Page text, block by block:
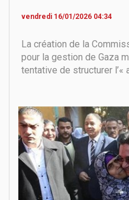
vendredi 16/01/2026 04:34
La création de la
pour la gestion de Gaza
tentative de structurer l’«
professionnelle et
de quinze